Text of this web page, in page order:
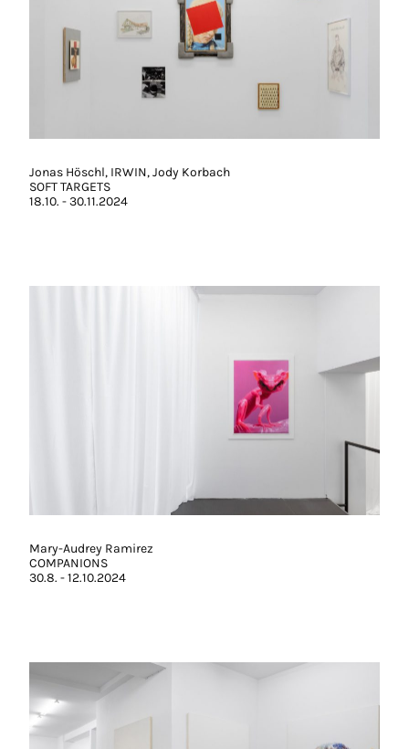
Jonas Höschl, IRWIN, Jody Korbach
SOFT TARGETS
18.10. - 30.11.2024
Mary-Audrey Ramirez
COMPANIONS
30.8. - 12.10.2024